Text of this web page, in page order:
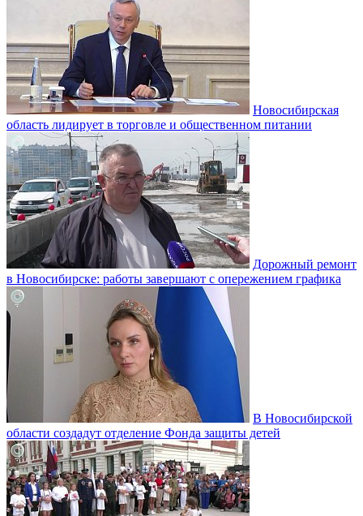
Новосибирская
область лидирует в торговле и общественном питании
Дорожный ремонт
в Новосибирске: работы завершают с опережением графика
В Новосибирской
области создадут отделение Фонда защиты детей